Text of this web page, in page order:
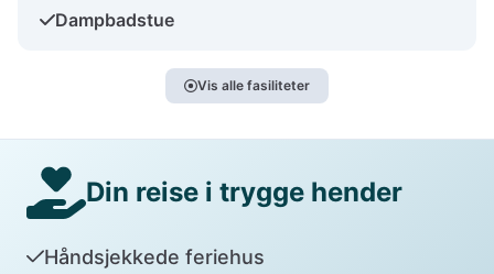
Dampbadstue
Vis alle fasiliteter
Din reise i trygge hender
Håndsjekkede feriehus